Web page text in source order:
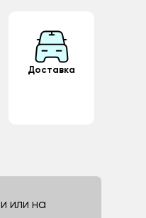
Доставка
или на